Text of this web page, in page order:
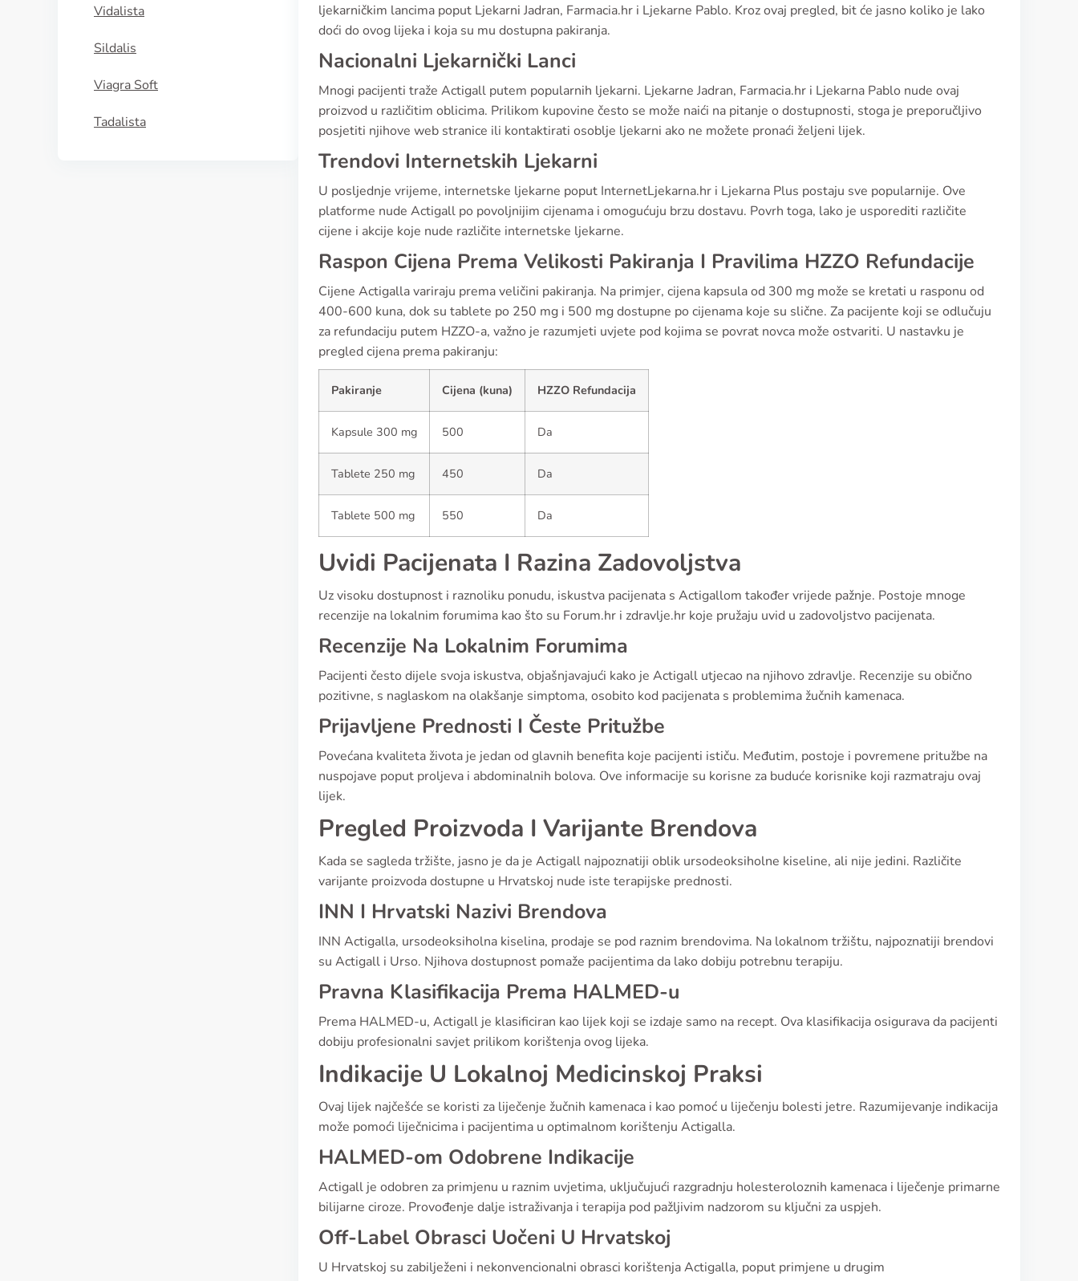
Vidalista
Sildalis
Viagra Soft
Tadalista
ljekarničkim lancima poput Ljekarni Jadran, Farmacia.hr i Ljekarne Pablo. Kroz ovaj pregled, bit će jasno koliko je lako
doći do ovog lijeka i koja su mu dostupna pakiranja.
Nacionalni Ljekarnički Lanci
Mnogi pacijenti traže Actigall putem popularnih ljekarni. Ljekarne Jadran, Farmacia.hr i Ljekarna Pablo nude ovaj
proizvod u različitim oblicima. Prilikom kupovine često se može naići na pitanje o dostupnosti, stoga je preporučljivo
posjetiti njihove web stranice ili kontaktirati osoblje ljekarni ako ne možete pronaći željeni lijek.
Trendovi Internetskih Ljekarni
U posljednje vrijeme, internetske ljekarne poput InternetLjekarna.hr i Ljekarna Plus postaju sve popularnije. Ove
platforme nude Actigall po povoljnijim cijenama i omogućuju brzu dostavu. Povrh toga, lako je usporediti različite
cijene i akcije koje nude različite internetske ljekarne.
Raspon Cijena Prema Velikosti Pakiranja I Pravilima HZZO Refundacije
Cijene Actigalla variraju prema veličini pakiranja. Na primjer, cijena kapsula od 300 mg može se kretati u rasponu od
400-600 kuna, dok su tablete po 250 mg i 500 mg dostupne po cijenama koje su slične. Za pacijente koji se odlučuju
za refundaciju putem HZZO-a, važno je razumjeti uvjete pod kojima se povrat novca može ostvariti. U nastavku je
pregled cijena prema pakiranju:
Pakiranje Cijena (kuna) HZZO Refundacija
Kapsule 300 mg 500 Da
Tablete 250 mg 450 Da
Tablete 500 mg 550 Da
Uvidi Pacijenata I Razina Zadovoljstva
Uz visoku dostupnost i raznoliku ponudu, iskustva pacijenata s Actigallom također vrijede pažnje. Postoje mnoge
recenzije na lokalnim forumima kao što su Forum.hr i zdravlje.hr koje pružaju uvid u zadovoljstvo pacijenata.
Recenzije Na Lokalnim Forumima
Pacijenti često dijele svoja iskustva, objašnjavajući kako je Actigall utjecao na njihovo zdravlje. Recenzije su obično
pozitivne, s naglaskom na olakšanje simptoma, osobito kod pacijenata s problemima žučnih kamenaca.
Prijavljene Prednosti I Česte Pritužbe
Povećana kvaliteta života je jedan od glavnih benefita koje pacijenti ističu. Međutim, postoje i povremene pritužbe na
nuspojave poput proljeva i abdominalnih bolova. Ove informacije su korisne za buduće korisnike koji razmatraju ovaj
lijek.
Pregled Proizvoda I Varijante Brendova
Kada se sagleda tržište, jasno je da je Actigall najpoznatiji oblik ursodeoksiholne kiseline, ali nije jedini. Različite
varijante proizvoda dostupne u Hrvatskoj nude iste terapijske prednosti.
INN I Hrvatski Nazivi Brendova
INN Actigalla, ursodeoksiholna kiselina, prodaje se pod raznim brendovima. Na lokalnom tržištu, najpoznatiji brendovi
su Actigall i Urso. Njihova dostupnost pomaže pacijentima da lako dobiju potrebnu terapiju.
Pravna Klasifikacija Prema HALMED-u
Prema HALMED-u, Actigall je klasificiran kao lijek koji se izdaje samo na recept. Ova klasifikacija osigurava da pacijenti
dobiju profesionalni savjet prilikom korištenja ovog lijeka.
Indikacije U Lokalnoj Medicinskoj Praksi
Ovaj lijek najčešće se koristi za liječenje žučnih kamenaca i kao pomoć u liječenju bolesti jetre. Razumijevanje indikacija
može pomoći liječnicima i pacijentima u optimalnom korištenju Actigalla.
HALMED-om Odobrene Indikacije
Actigall je odobren za primjenu u raznim uvjetima, uključujući razgradnju holesteroloznih kamenaca i liječenje primarne
bilijarne ciroze. Provođenje dalje istraživanja i terapija pod pažljivim nadzorom su ključni za uspjeh.
Off-Label Obrasci Uočeni U Hrvatskoj
U Hrvatskoj su zabilježeni i nekonvencionalni obrasci korištenja Actigalla, poput primjene u drugim